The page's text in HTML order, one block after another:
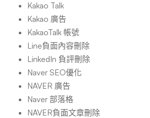
Kakao Talk
Kakao 廣告
KakaoTalk 帳號
Line負面內容刪除
LinkedIn 負評刪除
Naver SEO優化
NAVER 廣告
Naver 部落格
NAVER負面文章刪除